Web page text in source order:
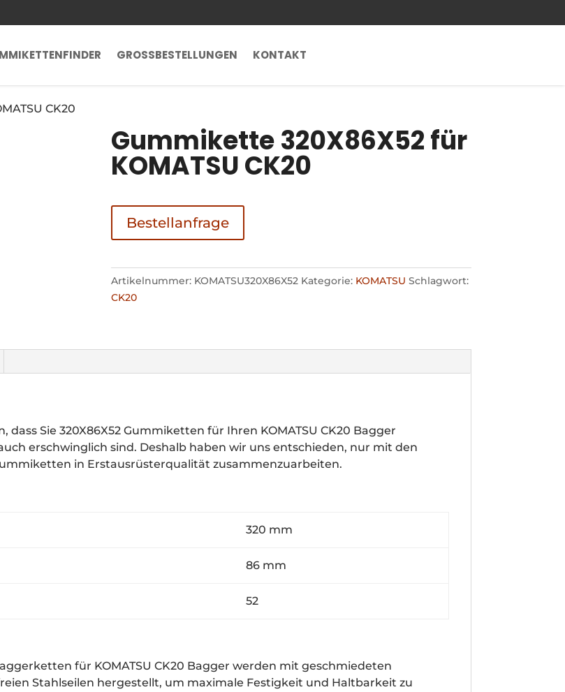
GROSSBESTELLUNGEN KONTAKT
CK20
Gummikette 320X86X52 für
KOMATSU CK20
Bestellanfrage
Artikelnummer: KOMATSU320X86X52 Kategorie: KOMATSU Schlagwort:
CK20
Sie 320X86X52 Gummiketten für Ihren KOMATSU CK20 Bagger
erschwinglich sind. Deshalb haben wir uns entschieden, nur mit den
in Erstausrüsterqualität zusammenzuarbeiten.
320 mm
86 mm
52
für KOMATSU CK20 Bagger werden mit geschmiedeten
Stahlseilen hergestellt, um maximale Festigkeit und Haltbarkeit zu